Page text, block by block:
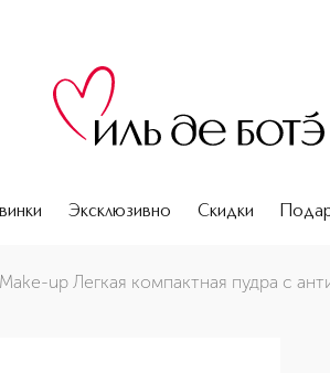
Эксклюзивно Скидки
SPF15
up Легкая компактная пудра с